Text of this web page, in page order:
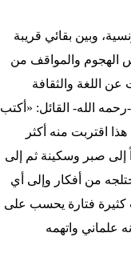
وبين بقائي قريبة
الهجوم والمواقف من
اللغة والثقافة
رحمه الله- القائل: «أكتب
اقتربت منه أكثر
إلى صبر وسكينة ثم إلى
من أفكار وإلى أي
كثيرة فتارة يحسب على
علماني واتهمه